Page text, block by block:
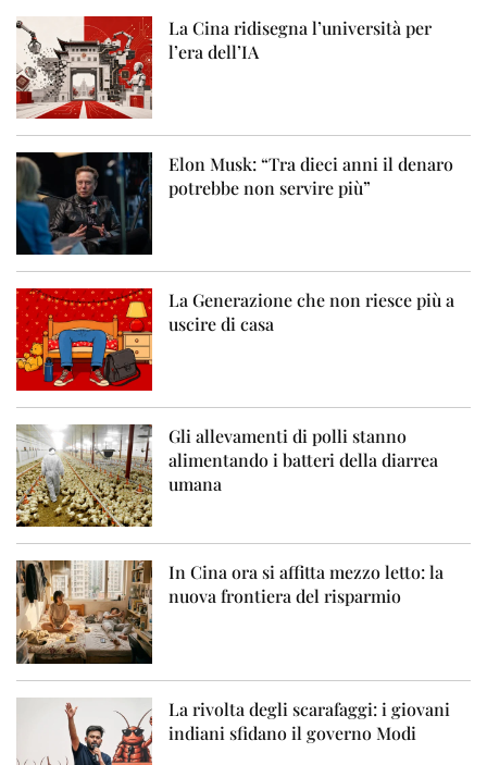
La Cina ridisegna l’università per
l’era dell’IA
Elon Musk: “Tra dieci anni il denaro
potrebbe non servire più”
La Generazione che non riesce più a
uscire di casa
Gli allevamenti di polli stanno
alimentando i batteri della diarrea
umana
In Cina ora si affitta mezzo letto: la
nuova frontiera del risparmio
La rivolta degli scarafaggi: i giovani
indiani sfidano il governo Modi